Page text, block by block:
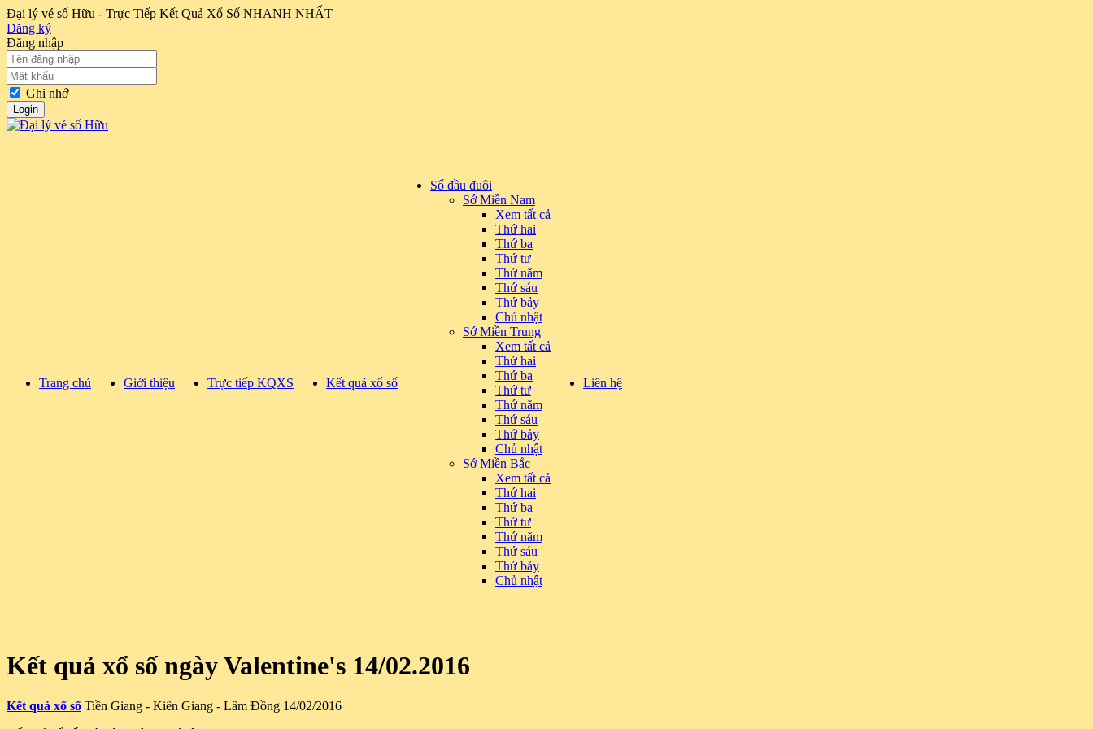
Đại lý vé số Hữu - Trực Tiếp Kết Quả Xổ Số NHANH NHẤT
Đăng ký
Đăng nhập
Ghi nhớ
Login
Trang chủ Giới thiệu Trực tiếp KQXS Kết quả xổ số
Số đầu đuôi
Sớ Miền Nam
Xem tất cả
Thứ hai
Thứ ba
Thứ tư
Thứ năm
Thứ sáu
Thứ bảy
Chủ nhật
Sớ Miền Trung
Xem tất cả
Thứ hai
Thứ ba
Thứ tư
Thứ năm
Thứ sáu
Thứ bảy
Chủ nhật
Sớ Miền Bắc
Xem tất cả
Thứ hai
Thứ ba
Thứ tư
Thứ năm
Thứ sáu
Thứ bảy
Chủ nhật
Liên hệ
Kết quả xổ số ngày Valentine's 14/02.2016
Kết quả xổ số Tiền Giang - Kiên Giang - Lâm Đồng 14/02/2016